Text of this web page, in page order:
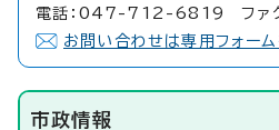
電話：047-712-6819 ファ
お問い合わせは専用フォーム
市政情報